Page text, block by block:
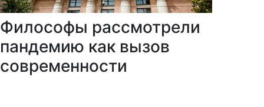
Философы рассмотрели
пандемию как вызов
современности